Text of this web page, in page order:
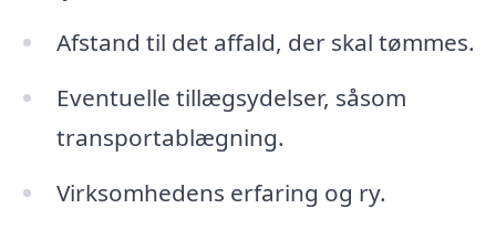
Afstand til det affald, der skal tømmes.
Eventuelle tillægsydelser, såsom
transportablægning.
Virksomhedens erfaring og ry.